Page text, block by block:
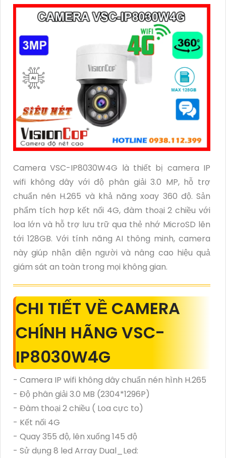
Camera VSC-IP8030W4G là thiết bị camera IP
wifi không dây với độ phân giải 3.0 MP, hỗ trợ
chuẩn nén H.265 và khả năng xoay 360 độ. Sản
phẩm tích hợp kết nối 4G, đàm thoại 2 chiều với
loa lớn và hỗ trợ lưu trữ qua thẻ nhớ MicroSD lên
tới 128GB. Với tính năng AI thông minh, camera
này giúp nhận diện người và nâng cao hiệu quả
giám sát an toàn trong mọi không gian.
CHI TIẾT VỀ CAMERA
CHÍNH HÃNG VSC-
IP8030W4G
- Camera IP wifi không dây chuẩn nén hình H.265
- Độ phân giải 3.0 MB (2304*1296P)
- Đàm thoại 2 chiều ( Loa cực to)
- Kết nối 4G
- Quay 355 độ, lên xuống 145 độ
- Sử dụng 8 led Array Dual_Led: